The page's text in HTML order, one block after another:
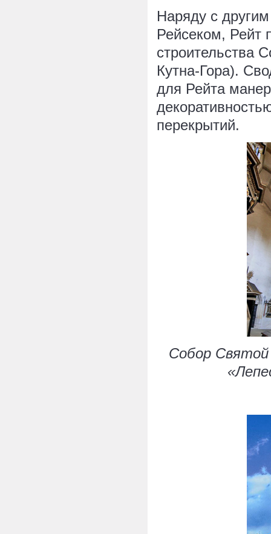
Наряду с
Рейсеком, Рейт
строительства
Кутна-Гора).
для Рейта
перекрытий.
Собор Святой